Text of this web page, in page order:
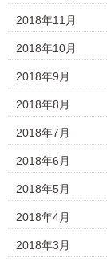
2018年11月
2018年10月
2018年9月
2018年8月
2018年7月
2018年6月
2018年5月
2018年4月
2018年3月